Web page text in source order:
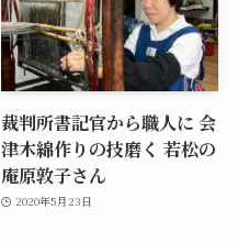
裁判所書記官から職人に 会
津木綿作りの技磨く 若松の
庵原敦子さん
2020年5月23日